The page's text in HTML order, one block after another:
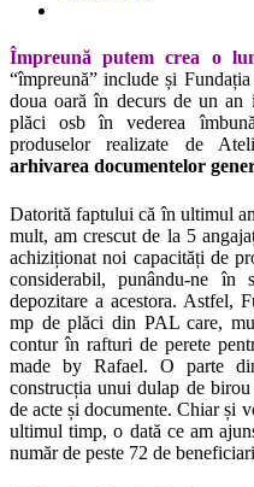
Împreună putem crea o
“împreună” include și
doua oară în decurs de un an
plăci osb în vederea
produselor realizate de
arhivarea documentelor
Datorită faptului că în ultimul
mult, am crescut de la 5
achiziționat noi capacități de
considerabil, punându-ne
depozitare a acestora. Astfel,
mp de plăci din PAL care,
contur în rafturi de perete
made by Rafael. O parte
construcția unui dulap de
de acte și documente. Chiar și
ultimul timp, o dată ce am
număr de peste 72 de